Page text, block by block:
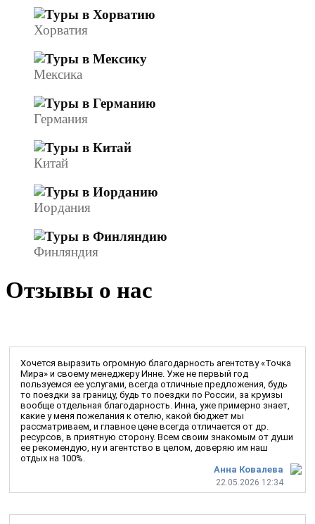
Хорватия
Мексика
Германия
Китай
Иордания
Финляндия
Отзывы о нас
Анна Ковалева
22.05.2026 12:34
Хочется выразить огромную благодарность агентству «Точка
Мира» и своему менеджеру Инне. Уже не первый год
пользуемся ее услугами, всегда отличные предложения, будь
то поездки за границу, будь то поездки по России, за круизы
вообще отдельная благодарность. Инна, уже примерно знает,
какие у меня пожелания к отелю, какой бюджет мы
рассматриваем, и главное цене всегда отличается от др.
ресурсов, в приятную сторону. Всем своим знакомым от души
ее рекомендую, ну и агентство в целом, доверяю им наш
отдых на 100%.